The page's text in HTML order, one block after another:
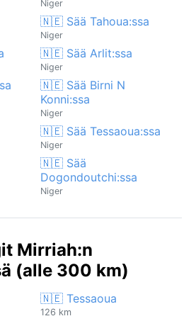
Niger
🇳🇪 Sää Tahoua:ssa
Niger
🇳🇪 Sää Arlit:ssa
Niger
🇳🇪 Sää Birni N
Konni:ssa
Niger
🇳🇪 Sää Tessaoua:ssa
Niger
🇳🇪 Sää
Dogondoutchi:ssa
Niger
Mirriah:n
(alle 300 km)
🇳🇪 Tessaoua
126 km